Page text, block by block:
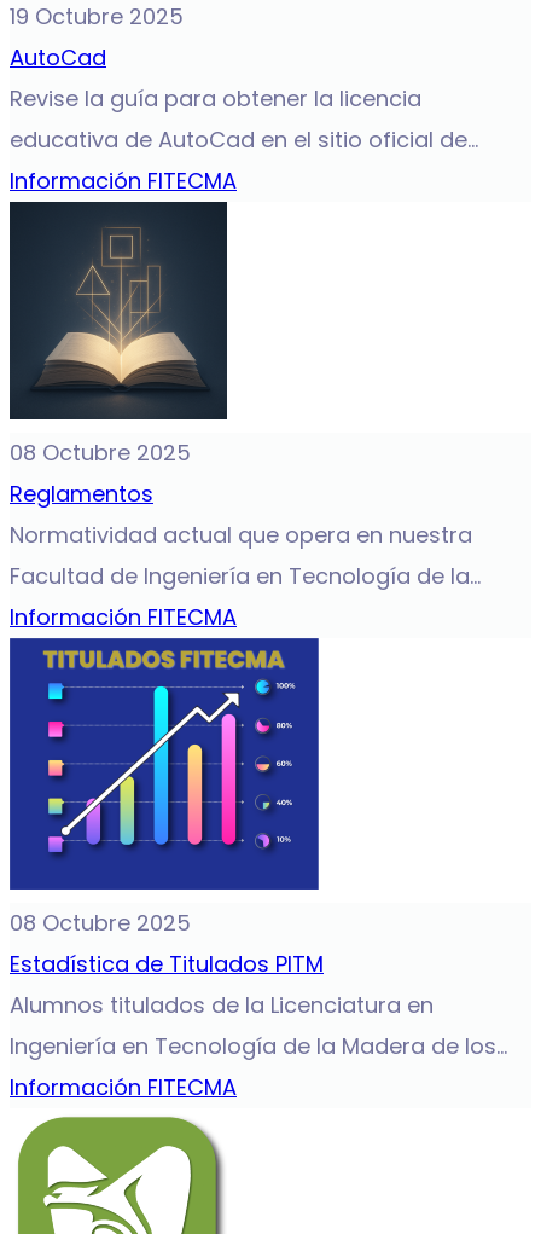
19 Octubre 2025
AutoCad
Revise la guía para obtener la licencia
educativa de AutoCad en el sitio oficial de...
Información FITECMA
08 Octubre 2025
Reglamentos
Normatividad actual que opera en nuestra
Facultad de Ingeniería en Tecnología de la...
Información FITECMA
08 Octubre 2025
Estadística de Titulados PITM
Alumnos titulados de la Licenciatura en
Ingeniería en Tecnología de la Madera de los...
Información FITECMA